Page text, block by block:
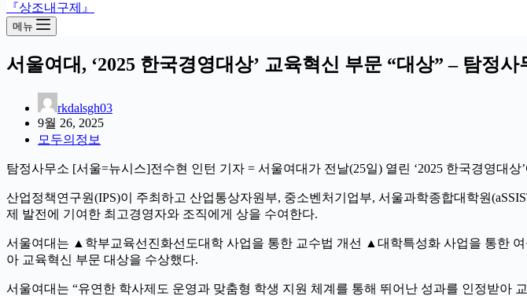
『상조내구제』
메뉴
서울여대, ‘2025 한국경영대상’ 교육혁신 부문 “대상” – 탐정
rkdalsgh03
9월 26, 2025
모두의정보
탐정사무소 [서울=뉴시스]전수현 인턴 기자 = 서울여대가 전날(25일) 열린 ‘2025 한국경영대
산업정책연구원(IPS)이 주최하고 산업통상자원부, 중소벤처기업부, 서울과학종합대학원
제 발전에 기여한 최고경영자와 조직에게 상을 수여한다.
서울여대는 ▲학부교육선진화선도대학 사업을 통한 교수법 개선 ▲대학특성화 사업을 통한
아 교육혁신 부문 대상을 수상했다.
서울여대는 “유연한 학사제도 운영과 맞춤형 학생 지원 체계를 통해 뛰어난 성과를 인정받아